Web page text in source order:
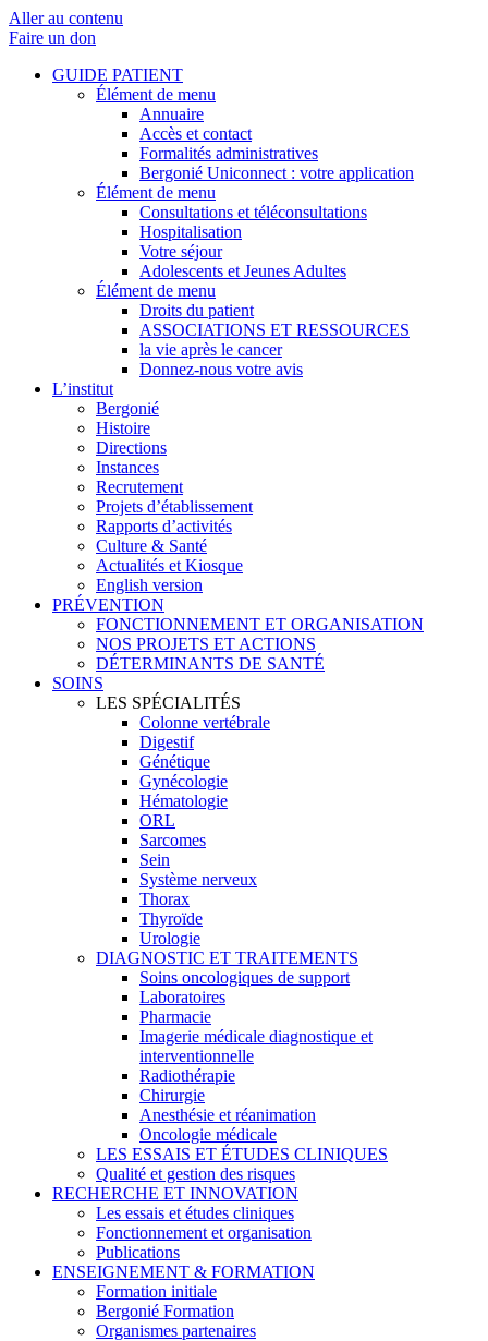
Aller au contenu
Faire un don
GUIDE PATIENT
Élément de menu
Annuaire
Accès et contact
Formalités administratives
Bergonié Uniconnect : votre application
Élément de menu
Consultations et téléconsultations
Hospitalisation
Votre séjour
Adolescents et Jeunes Adultes
Élément de menu
Droits du patient
ASSOCIATIONS ET RESSOURCES
la vie après le cancer
Donnez-nous votre avis
L’institut
Bergonié
Histoire
Directions
Instances
Recrutement
Projets d’établissement
Rapports d’activités
Culture & Santé
Actualités et Kiosque
English version
PRÉVENTION
FONCTIONNEMENT ET ORGANISATION
NOS PROJETS ET ACTIONS
DÉTERMINANTS DE SANTÉ
SOINS
LES SPÉCIALITÉS
Colonne vertébrale
Digestif
Génétique
Gynécologie
Hématologie
ORL
Sarcomes
Sein
Système nerveux
Thorax
Thyroïde
Urologie
DIAGNOSTIC ET TRAITEMENTS
Soins oncologiques de support
Laboratoires
Pharmacie
Imagerie médicale diagnostique et
interventionnelle
Radiothérapie
Chirurgie
Anesthésie et réanimation
Oncologie médicale
LES ESSAIS ET ÉTUDES CLINIQUES
Qualité et gestion des risques
RECHERCHE ET INNOVATION
Les essais et études cliniques
Fonctionnement et organisation
Publications
ENSEIGNEMENT & FORMATION
Formation initiale
Bergonié Formation
Organismes partenaires